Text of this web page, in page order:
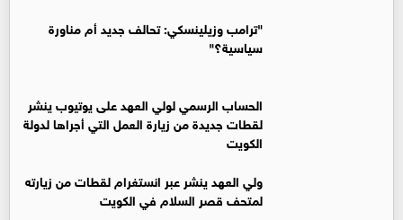
"ترامب وزيلينسكي: تحالف جديد أم مناورة
سياسية؟"
الحساب الرسمي لولي العهد على يوتيوب ينشر
لقطات جديدة من زيارة العمل التي أجراها لدولة
الكويت
ولي العهد ينشر عبر انستغرام لقطات من زيارته
لمتحف قصر السلام في الكويت